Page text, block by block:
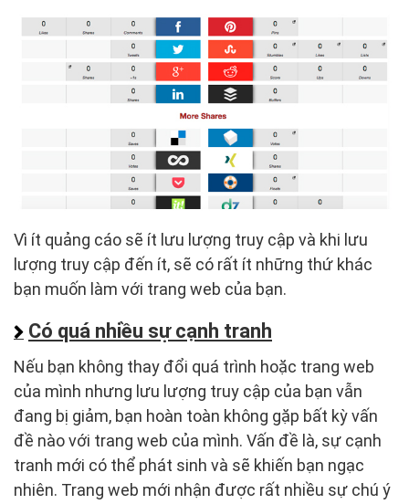
Vì ít quảng cáo sẽ ít lưu lượng truy cập và khi lưu
lượng truy cập đến ít, sẽ có rất ít những thứ khác
bạn muốn làm với trang web của bạn.
Có quá nhiều sự cạnh tranh
Nếu bạn không thay đổi quá trình hoặc trang web
của mình nhưng lưu lượng truy cập của bạn vẫn
đang bị giảm, bạn hoàn toàn không gặp bất kỳ vấn
đề nào với trang web của mình. Vấn đề là, sự cạnh
tranh mới có thể phát sinh và sẽ khiến bạn ngạc
nhiên. Trang web mới nhận được rất nhiều sự chú ý